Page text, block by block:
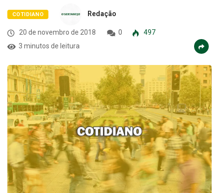
COTIDIANO Redação
20 de novembro de 2018 0
497
3 minutos de leitura